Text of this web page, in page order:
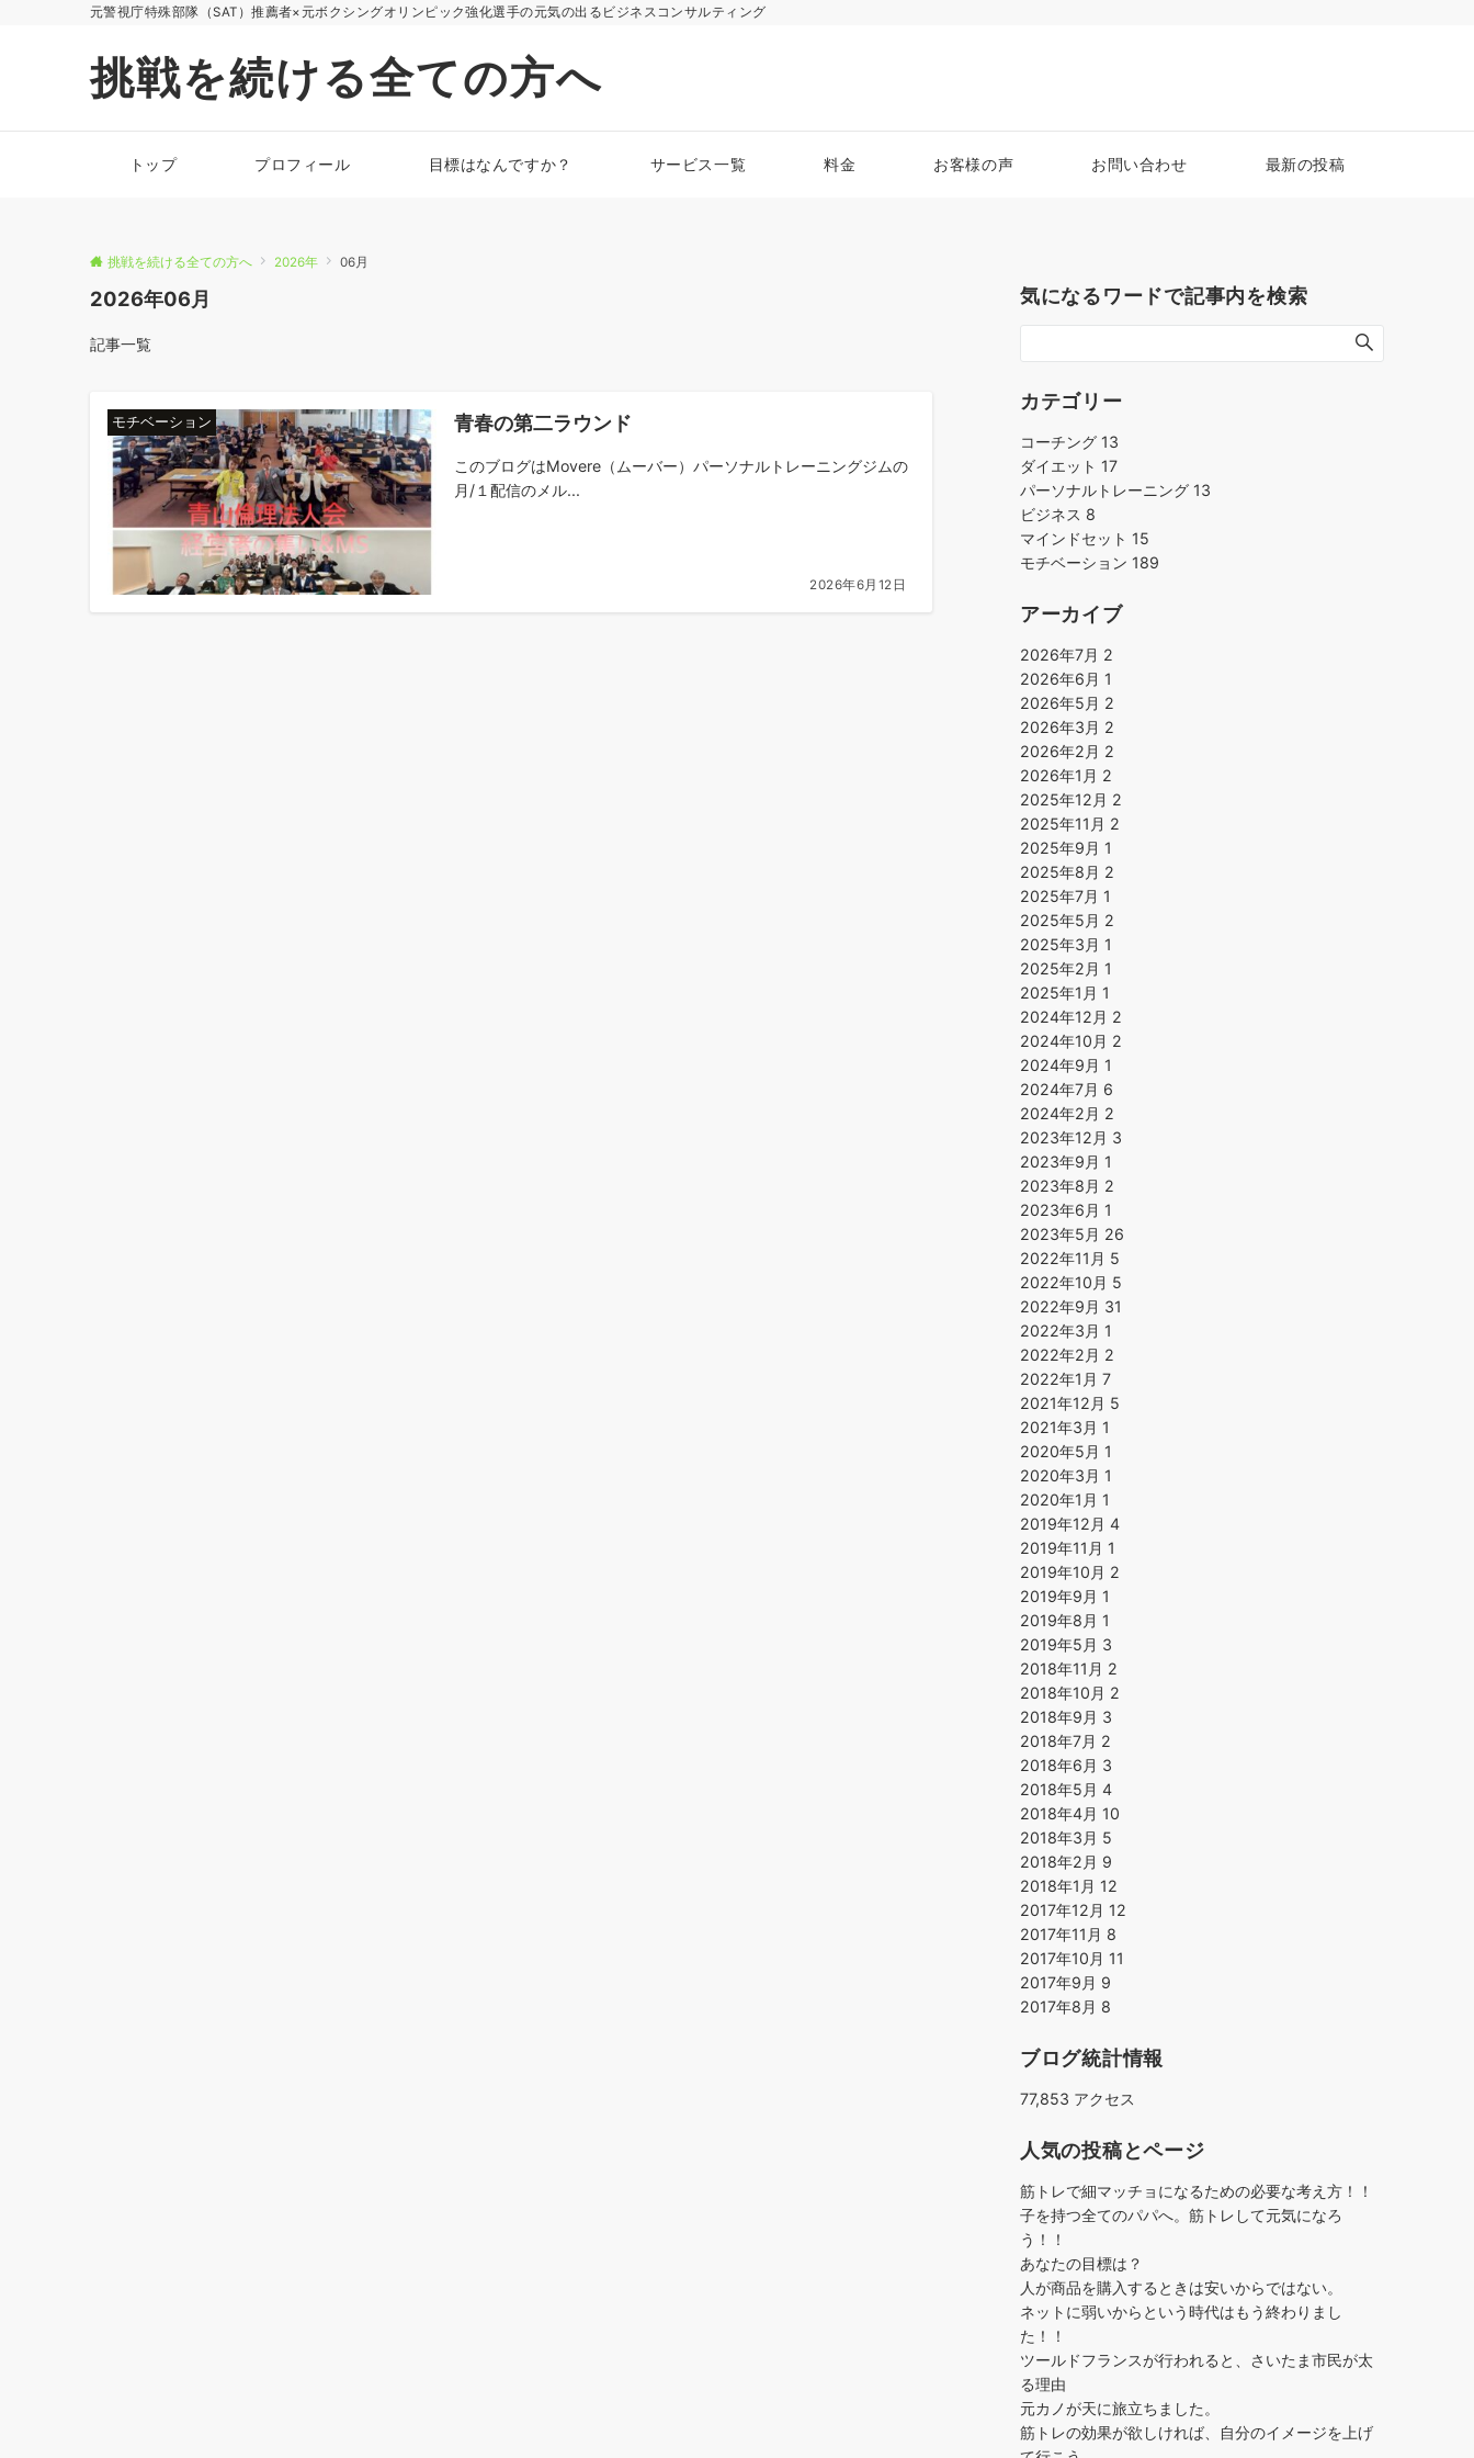
元警視庁特殊部隊（SAT）推薦者×元ボクシングオリンピック強化選手の元気の出るビジネスコンサルティング
挑戦を続ける全ての方へ
トップ プロフィール 目標はなんですか？ サービス一覧 料金 お客様の声 お問い合わせ 最新の投稿
挑戦を続ける全ての方へ 2026年 06月
2026年06月
記事一覧
モチベーション 青春の第二ラウンド
このブログはMovere（ムーバー）パーソナルトレーニングジムの
月/１配信のメル...
2026年6月12日
気になるワードで記事内を検索
カテゴリー
コーチング 13
ダイエット 17
パーソナルトレーニング 13
ビジネス 8
マインドセット 15
モチベーション 189
アーカイブ
2026年7月 2
2026年6月 1
2026年5月 2
2026年3月 2
2026年2月 2
2026年1月 2
2025年12月 2
2025年11月 2
2025年9月 1
2025年8月 2
2025年7月 1
2025年5月 2
2025年3月 1
2025年2月 1
2025年1月 1
2024年12月 2
2024年10月 2
2024年9月 1
2024年7月 6
2024年2月 2
2023年12月 3
2023年9月 1
2023年8月 2
2023年6月 1
2023年5月 26
2022年11月 5
2022年10月 5
2022年9月 31
2022年3月 1
2022年2月 2
2022年1月 7
2021年12月 5
2021年3月 1
2020年5月 1
2020年3月 1
2020年1月 1
2019年12月 4
2019年11月 1
2019年10月 2
2019年9月 1
2019年8月 1
2019年5月 3
2018年11月 2
2018年10月 2
2018年9月 3
2018年7月 2
2018年6月 3
2018年5月 4
2018年4月 10
2018年3月 5
2018年2月 9
2018年1月 12
2017年12月 12
2017年11月 8
2017年10月 11
2017年9月 9
2017年8月 8
ブログ統計情報
77,853 アクセス
人気の投稿とページ
筋トレで細マッチョになるための必要な考え方！！
子を持つ全てのパパへ。筋トレして元気になろ
う！！
あなたの目標は？
人が商品を購入するときは安いからではない。
ネットに弱いからという時代はもう終わりまし
た！！
ツールドフランスが行われると、さいたま市民が太
る理由
元カノが天に旅立ちました。
筋トレの効果が欲しければ、自分のイメージを上げ